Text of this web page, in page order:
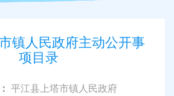
镇人民政府主动公开事
项目录
平江县上塔市镇人民政府